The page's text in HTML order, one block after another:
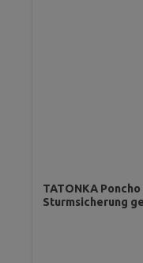
TATONKA
Sturmsicherung